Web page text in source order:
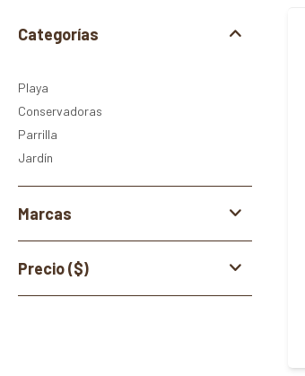
Categorías
Playa
Conservadoras
Parrilla
Jardín
Marcas
Precio($)